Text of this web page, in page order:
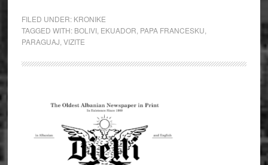
FILED UNDER: KRONIKE
TAGGED WITH: BOLIVI, EKUADOR PAPA FRANCESKU
PARAGUAJ VIZITE